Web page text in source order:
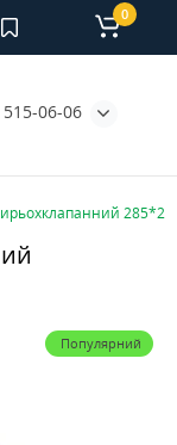
06-06
0
Популярний